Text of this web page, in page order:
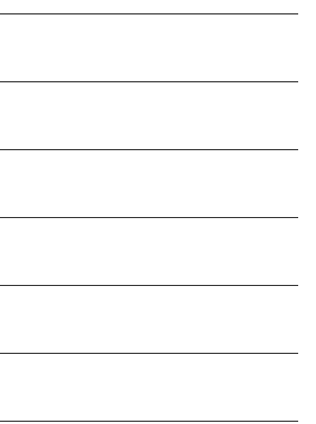
ップ付）
）
)